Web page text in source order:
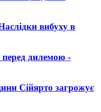
вибуху в
перед дилемою -
Сійярто загрожує